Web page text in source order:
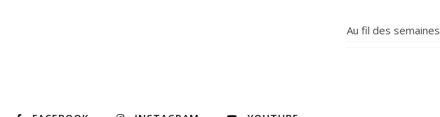
Au fil des semaines